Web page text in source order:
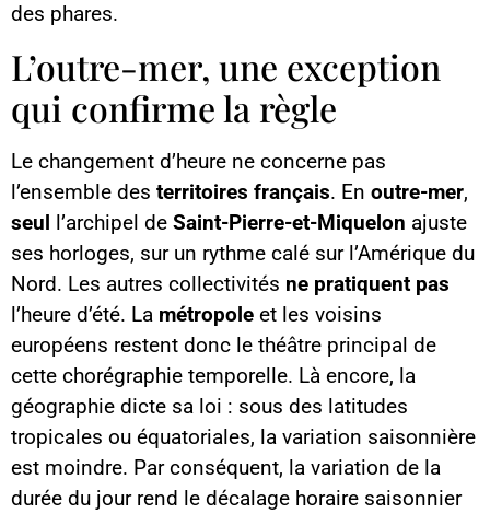
des phares.
L’outre-mer, une exception
qui confirme la règle
Le changement d’heure ne concerne pas
l’ensemble des territoires français. En outre-mer,
seul l’archipel de Saint-Pierre-et-Miquelon ajuste
ses horloges, sur un rythme calé sur l’Amérique du
Nord. Les autres collectivités ne pratiquent pas
l’heure d’été. La métropole et les voisins
européens restent donc le théâtre principal de
cette chorégraphie temporelle. Là encore, la
géographie dicte sa loi : sous des latitudes
tropicales ou équatoriales, la variation saisonnière
est moindre. Par conséquent, la variation de la
durée du jour rend le décalage horaire saisonnier